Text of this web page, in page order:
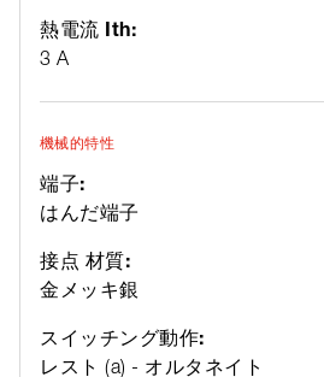
熱電流 Ith:
3 A
機械的特性
端子:
はんだ端子
接点 材質:
金メッキ銀
スイッチング動作:
レスト (a) - オルタネイト